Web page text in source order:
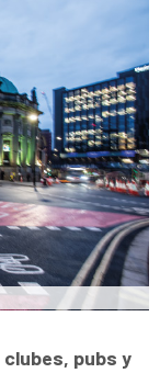
clubes, pubs y